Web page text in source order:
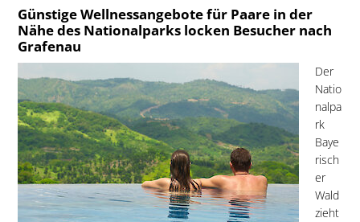
Günstige Wellnessangebote für Paare in der
Nähe des Nationalparks locken Besucher nach
Grafenau
Der
Natio
nalpa
rk
Baye
risch
er
Wald
zieht